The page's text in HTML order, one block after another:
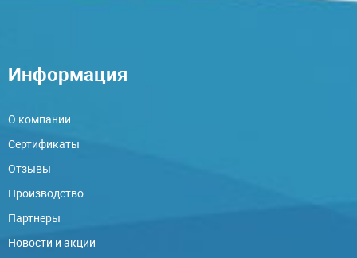
Информация
О компании
Сертификаты
Отзывы
Производство
Партнеры
Новости и акции